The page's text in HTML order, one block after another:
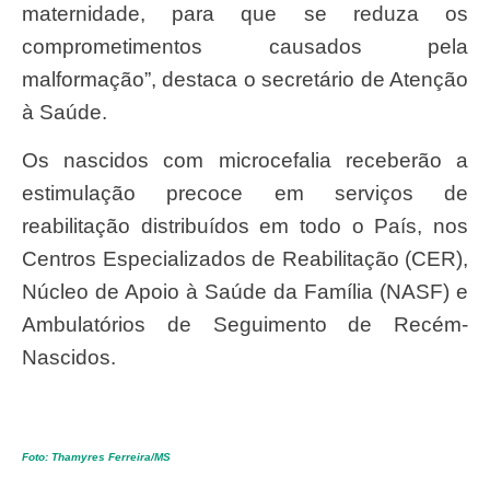
maternidade, para que se reduza os
comprometimentos causados pela
malformação”, destaca o secretário de Atenção
à Saúde.
Os nascidos com microcefalia receberão a
estimulação precoce em serviços de
reabilitação distribuídos em todo o País, nos
Centros Especializados de Reabilitação (CER),
Núcleo de Apoio à Saúde da Família (NASF) e
Ambulatórios de Seguimento de Recém-
Nascidos.
Foto: Thamyres Ferreira/MS